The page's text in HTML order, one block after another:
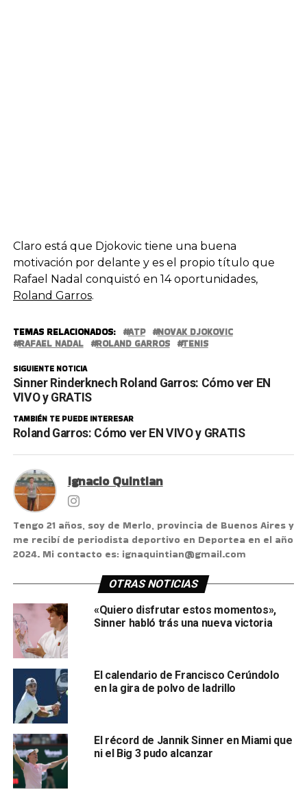
Claro está que Djokovic tiene una buena
motivación por delante y es el propio título que
Rafael Nadal conquistó en 14 oportunidades,
Roland Garros.
TEMAS RELACIONADOS: ATP
NOVAK DJOKOVIC
RAFAEL NADAL
ROLAND GARROS TENIS
SIGUIENTE NOTICIA
Sinner Rinderknech Roland Garros: Cómo ver EN
VIVO y GRATIS
TAMBIÉN TE PUEDE INTERESAR
Roland Garros: Cómo ver EN VIVO y GRATIS
Ignacio Quintian
Tengo 21 años, soy de Merlo, provincia de Buenos Aires y
me recibí de periodista deportivo en Deportea en el año
2024. Mi contacto es: ignaquintian@gmail.com
OTRAS NOTICIAS
«Quiero disfrutar estos momentos»,
Sinner habló trás una nueva victoria
El calendario de Francisco Cerúndolo
en la gira de polvo de ladrillo
El récord de Jannik Sinner en Miami que
ni el Big 3 pudo alcanzar